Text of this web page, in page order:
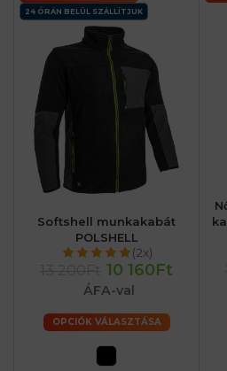
24 ÓRÁN BELÜL SZÁLLÍTJUK
Softshell munkakabát
POLSHELL
(2x)
10 160Ft
ÁFA-val
OPCIÓK VÁLASZTÁSA